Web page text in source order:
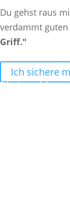
Du gehst raus
verdammt guten
Griff."
Ich sichere
Die Anmeldung